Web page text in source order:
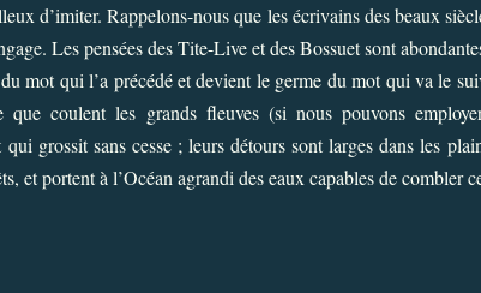
d’imiter. Rappelons-nous que les écrivains des beaux
Les pensées des Tite-Live et des Bossuet sont
mot qui l’a précédé et devient le germe du mot qui va le
coulent les grands fleuves (si nous pouvons
grossit sans cesse ; leurs détours sont larges dans les
et portent à l’Océan agrandi des eaux capables de combler